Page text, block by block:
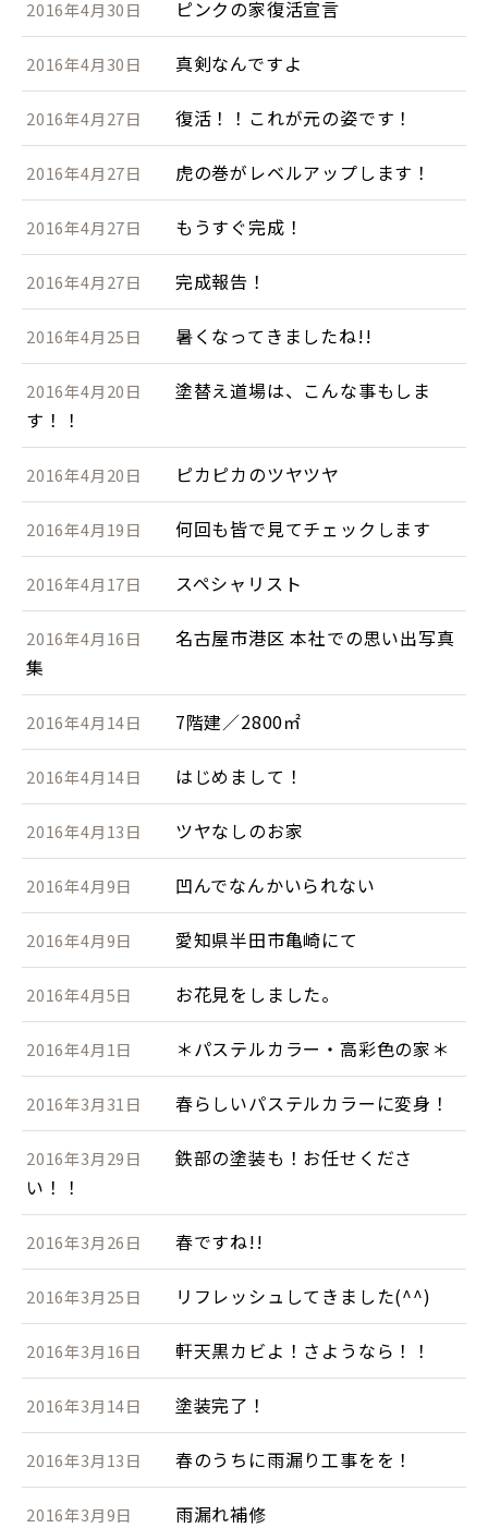
2016年4月30日 ピンクの家復活宣言
2016年4月30日 真剣なんですよ
2016年4月27日 復活！！これが元の姿です！
2016年4月27日 虎の巻がレベルアップします！
2016年4月27日 もうすぐ完成！
2016年4月27日 完成報告！
2016年4月25日 暑くなってきましたね!!
2016年4月20日
塗替え道場は、こんな事もしま
す！！
2016年4月20日 ピカピカのツヤツヤ
2016年4月19日 何回も皆で見てチェックします
2016年4月17日 スペシャリスト
2016年4月16日
名古屋市港区 本社での思い出写真
集
2016年4月14日 7階建／2800㎡
2016年4月14日 はじめまして！
2016年4月13日 ツヤなしのお家
2016年4月9日 凹んでなんかいられない
2016年4月9日 愛知県半田市亀崎にて
2016年4月5日 お花見をしました。
2016年4月1日 ＊パステルカラー・高彩色の家＊
2016年3月31日 春らしいパステルカラーに変身！
2016年3月29日
鉄部の塗装も！お任せくださ
い！！
2016年3月26日 春ですね!!
2016年3月25日 リフレッシュしてきました(^^)
2016年3月16日 軒天黒カビよ！さようなら！！
2016年3月14日 塗装完了！
2016年3月13日 春のうちに雨漏り工事をを！
2016年3月9日 雨漏れ補修